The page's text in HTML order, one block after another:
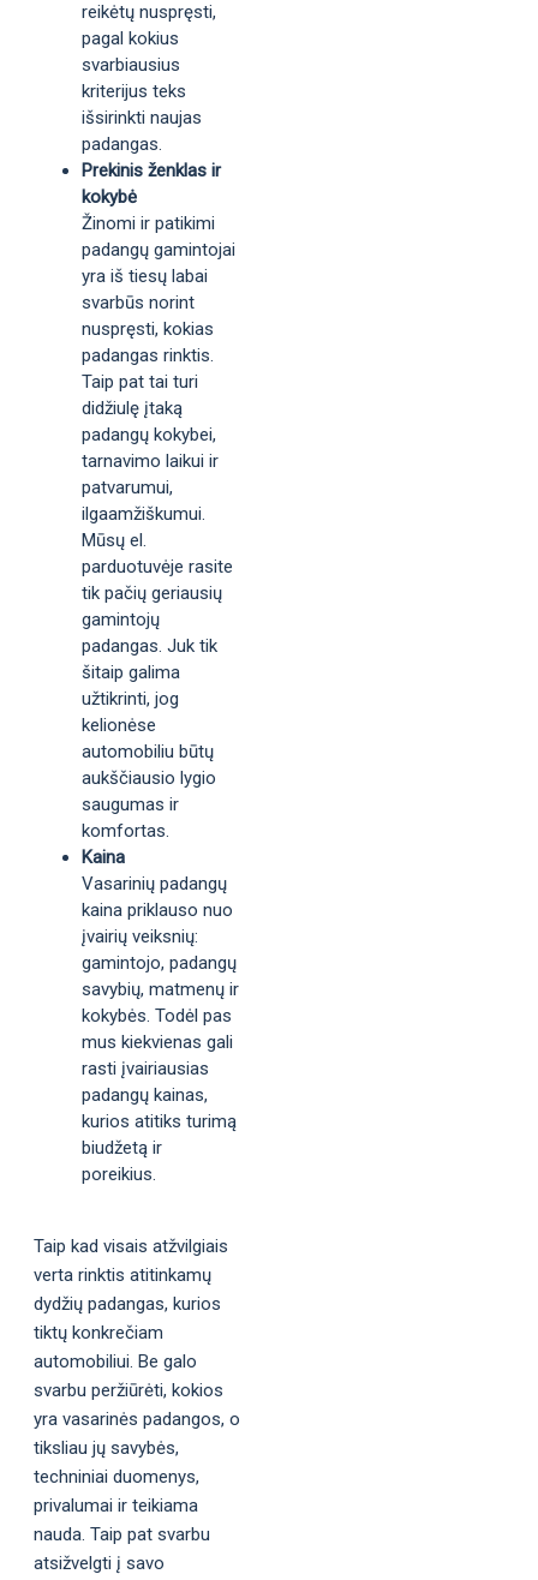
reikėtų nuspręsti,
pagal kokius
svarbiausius
kriterijus teks
išsirinkti naujas
padangas.
Prekinis ženklas ir
kokybė
Žinomi ir patikimi
padangų gamintojai
yra iš tiesų labai
svarbūs norint
nuspręsti, kokias
padangas rinktis.
Taip pat tai turi
didžiulę įtaką
padangų kokybei,
tarnavimo laikui ir
patvarumui,
ilgaamžiškumui.
Mūsų el.
parduotuvėje rasite
tik pačių geriausių
gamintojų
padangas. Juk tik
šitaip galima
užtikrinti, jog
kelionėse
automobiliu būtų
aukščiausio lygio
saugumas ir
komfortas.
Kaina
Vasarinių padangų
kaina priklauso nuo
įvairių veiksnių:
gamintojo, padangų
savybių, matmenų ir
kokybės. Todėl pas
mus kiekvienas gali
rasti įvairiausias
padangų kainas,
kurios atitiks turimą
biudžetą ir
poreikius.
Taip kad visais atžvilgiais
verta rinktis atitinkamų
dydžių padangas, kurios
tiktų konkrečiam
automobiliui. Be galo
svarbu peržiūrėti, kokios
yra vasarinės padangos, o
tiksliau jų savybės,
techniniai duomenys,
privalumai ir teikiama
nauda. Taip pat svarbu
atsižvelgti į savo